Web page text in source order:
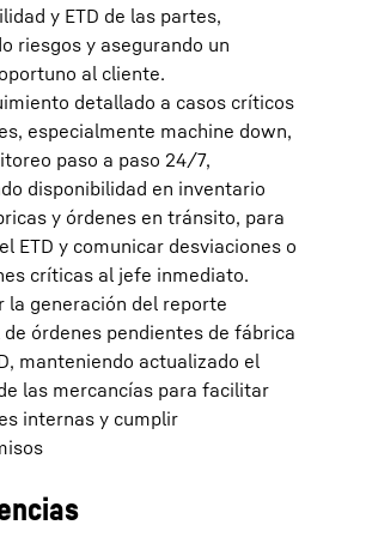
y ETD de las partes,
riesgos y asegurando un
al cliente.
detallado a casos críticos
especialmente machine down,
paso a paso 24/7,
disponibilidad en inventario
y órdenes en tránsito, para
ETD y comunicar desviaciones o
críticas al jefe inmediato.
la generación del reporte
de órdenes pendientes de fábrica
manteniendo actualizado el
las mercancías para facilitar
internas y cumplir